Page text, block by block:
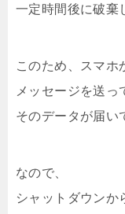
一定時間後に破棄
このため、スマホ
メッセージを送っ
そのデータが届
なので、
シャットダウンか